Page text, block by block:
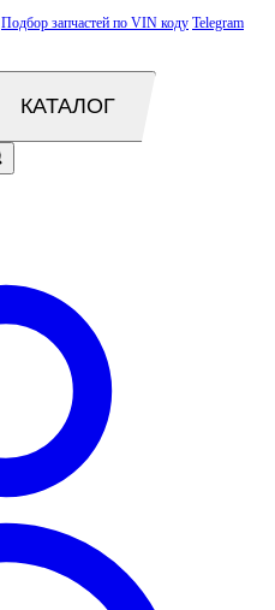
Подбор запчастей по VIN коду Telegram
КАТАЛОГ